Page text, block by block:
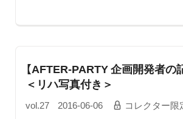
【AFTER-PARTY 企画開発者の
＜リハ写真付き＞
vol.27 2016-06-06 コレクター限